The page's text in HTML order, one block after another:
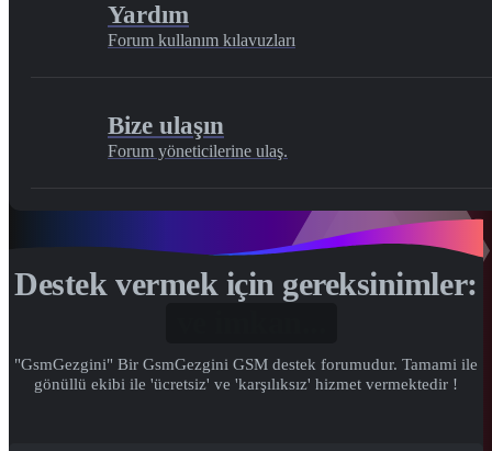
Yardım
Forum kullanım kılavuzları
Bize ulaşın
Forum yöneticilerine ulaş.
Destek vermek için gereksinimler:
"GsmGezgini" Bir GsmGezgini GSM destek forumudur. Tamami ile
gönüllü ekibi ile 'ücretsiz' ve 'karşılıksız' hizmet vermektedir !